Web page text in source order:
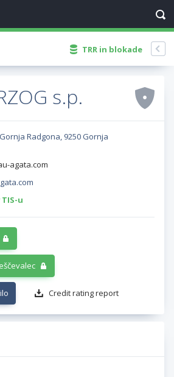
TRR in blokade
s.p.
Radgona, 9250 Gornja
agata.com
u
Credit rating report